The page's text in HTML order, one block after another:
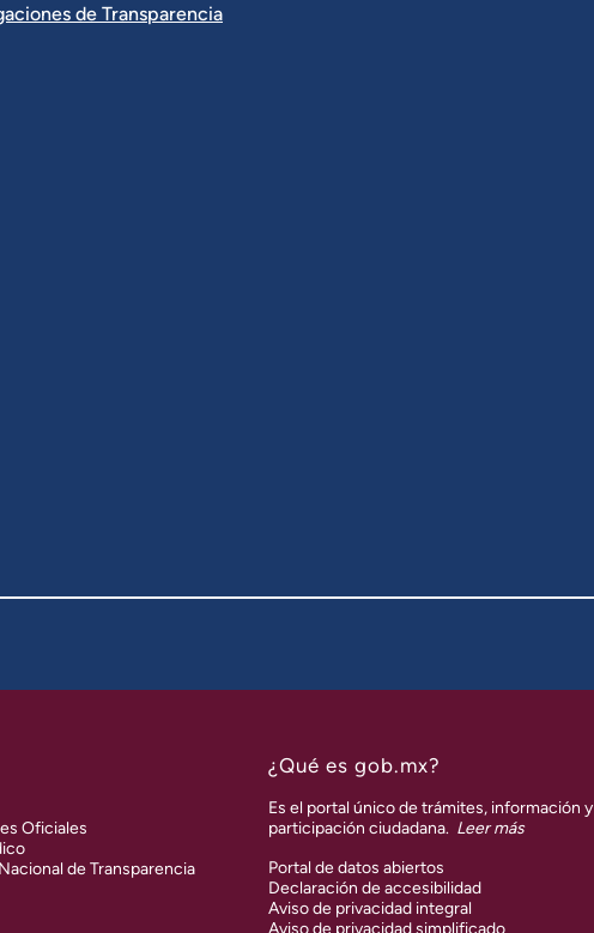
de Transparencia
Oficiales
de Transparencia
¿Qué es gob.mx?
Es el portal único de trámites, información y
participación ciudadana. Leer más
Portal de datos abiertos
Declaración de accesibilidad
Aviso de privacidad integral